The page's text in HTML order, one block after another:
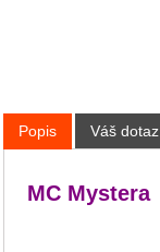
Popis Váš dotaz
MC Mystera